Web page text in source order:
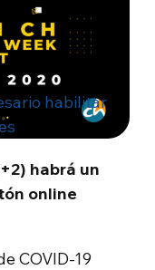
habilitar
habrá un
online
COVID-19